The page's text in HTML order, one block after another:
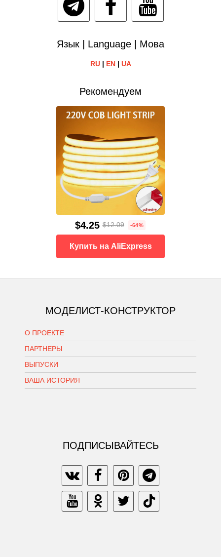
Язык | Language | Мова
RU| EN| UA
Рекомендуем
$4.25 $12.09 -64%
Купить на AliExpress
МОДЕЛИСТ-КОНСТРУКТОР
О ПРОЕКТЕ
ПАРТНЕРЫ
ВЫПУСКИ
ВАША ИСТОРИЯ
ПОДПИСЫВАЙТЕСЬ